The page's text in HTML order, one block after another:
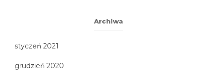
Archiwa
styczeń 2021
grudzień 2020